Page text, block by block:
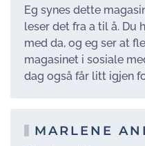
Eg synes dette
leser det fra a til å. Du
med da, og eg ser at
magasinet i sosiale
dag også får litt igjen
MARLENE